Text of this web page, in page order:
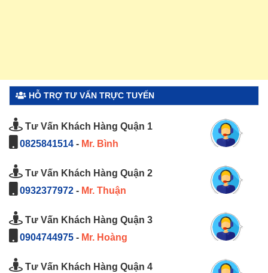
HỖ TRỢ TƯ VẤN TRỰC TUYẾN
Tư Vấn Khách Hàng Quận 1
0825841514 - Mr. Bình
Tư Vấn Khách Hàng Quận 2
0932377972 - Mr. Thuận
Tư Vấn Khách Hàng Quận 3
0904744975 - Mr. Hoàng
Tư Vấn Khách Hàng Quận 4